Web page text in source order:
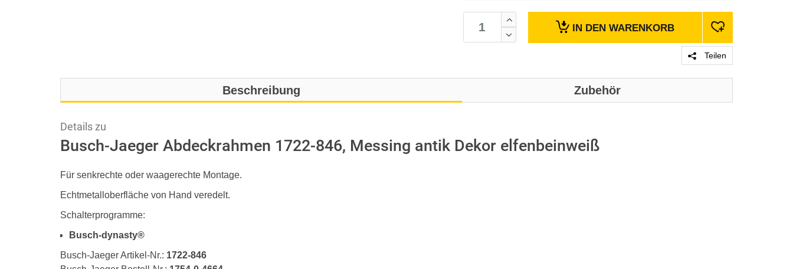
IN DEN WARENKORB
Teilen
Beschreibung Zubehör
Details zu
Busch-Jaeger Abdeckrahmen 1722-846, Messing antik Dekor elfenbeinweiß
Für senkrechte oder waagerechte Montage.
Echtmetalloberfläche von Hand veredelt.
Schalterprogramme:
Busch-dynasty®
Busch-Jaeger Artikel-Nr.: 1722-846